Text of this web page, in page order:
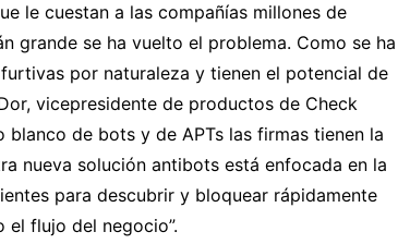
le cuestan a las compañías millones de
grande se ha vuelto el problema. Como se ha
por naturaleza y tienen el potencial de
vicepresidente de productos de Check
blanco de bots y de APTs las firmas tienen la
nueva solución antibots está enfocada en la
para descubrir y bloquear rápidamente
el flujo del negocio”.